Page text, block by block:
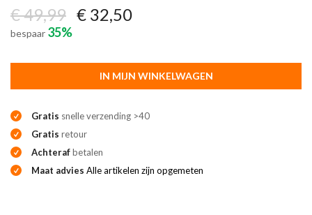
€ 49,99 € 32,50
bespaar 35%
IN MIJN WINKELWAGEN
Gratis snelle verzending >40
Gratis retour
Achterafbetalen
Maat advies Alle artikelen zijn opgemeten